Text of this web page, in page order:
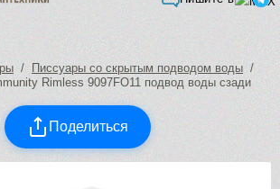
/ Писсуары со скрытым подводом воды /
Rimless 9097FO11 подвод воды сзади
Поделиться